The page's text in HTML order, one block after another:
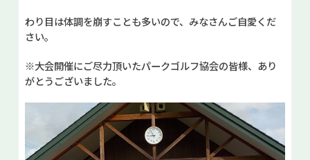
わり目は体調を崩すことも多いので、みなさんご自愛くだ
さい。
※大会開催にご尽力頂いたパークゴルフ協会の皆様、あり
がとうございました。